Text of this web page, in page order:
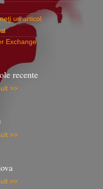
un articol
Exchange
recente
>>
>>
>>